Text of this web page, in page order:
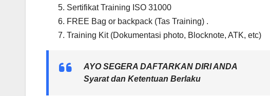
Sertifikat Training ISO 31000
FREE Bag or backpack (Tas Training) .
Training Kit (Dokumentasi photo, Blocknote, ATK, etc)
AYO SEGERA DAFTARKAN DIRI ANDA
Syarat dan Ketentuan Berlaku